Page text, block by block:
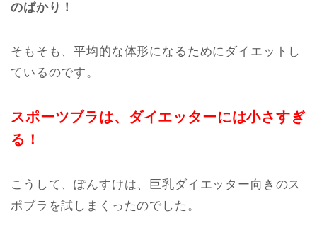
のばかり！
そもそも、平均的な体形になるためにダイエットし
ているのです。
スポーツブラは、ダイエッターには小さすぎ
る！
こうして、ぽんすけは、巨乳ダイエッター向きのス
ポブラを試しまくったのでした。